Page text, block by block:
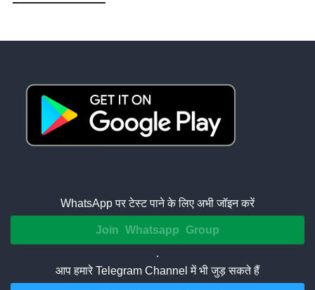
WhatsApp पर टेस्ट पाने के लिए अभी जॉइन करें
Join Whatsapp Group
.
आप हमारे Telegram Channel में भी जुड़ सकते हैं